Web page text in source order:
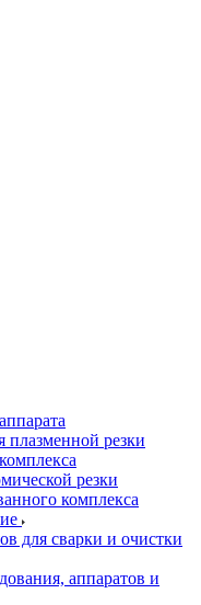
плазменной резки
резки
комплекса
для сварки и очистки
аппаратов и